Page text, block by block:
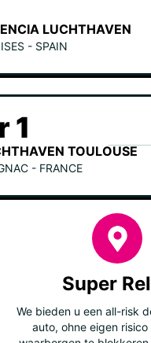
LUCHTHAVEN
- SPAIN
TOULOUSE
- FRANCE
1
Super
We bieden u een all-risk
auto, ohne eigen